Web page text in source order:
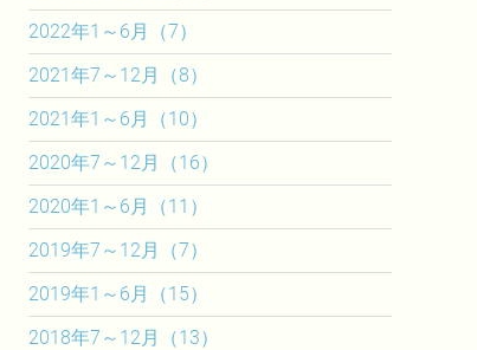
2022年1～6月（7）
2021年7～12月（8）
2021年1～6月（10）
2020年7～12月（16）
2020年1～6月（11）
2019年7～12月（7）
2019年1～6月（15）
2018年7～12月（13）